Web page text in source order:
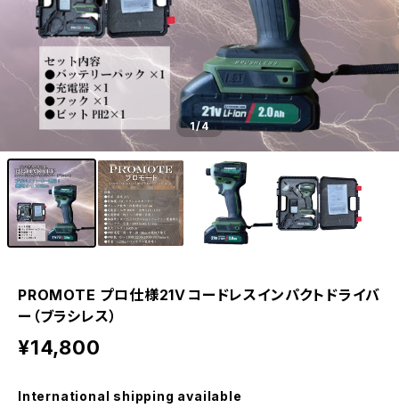
1/4
PROMOTE プロ仕様21Ｖコードレスインパクトドライバ
ー（ブラシレス）
¥14,800
International shipping available